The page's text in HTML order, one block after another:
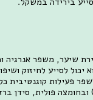
שיער, משפר
לסייע לחיזוק
פעילות קוגנטיבית